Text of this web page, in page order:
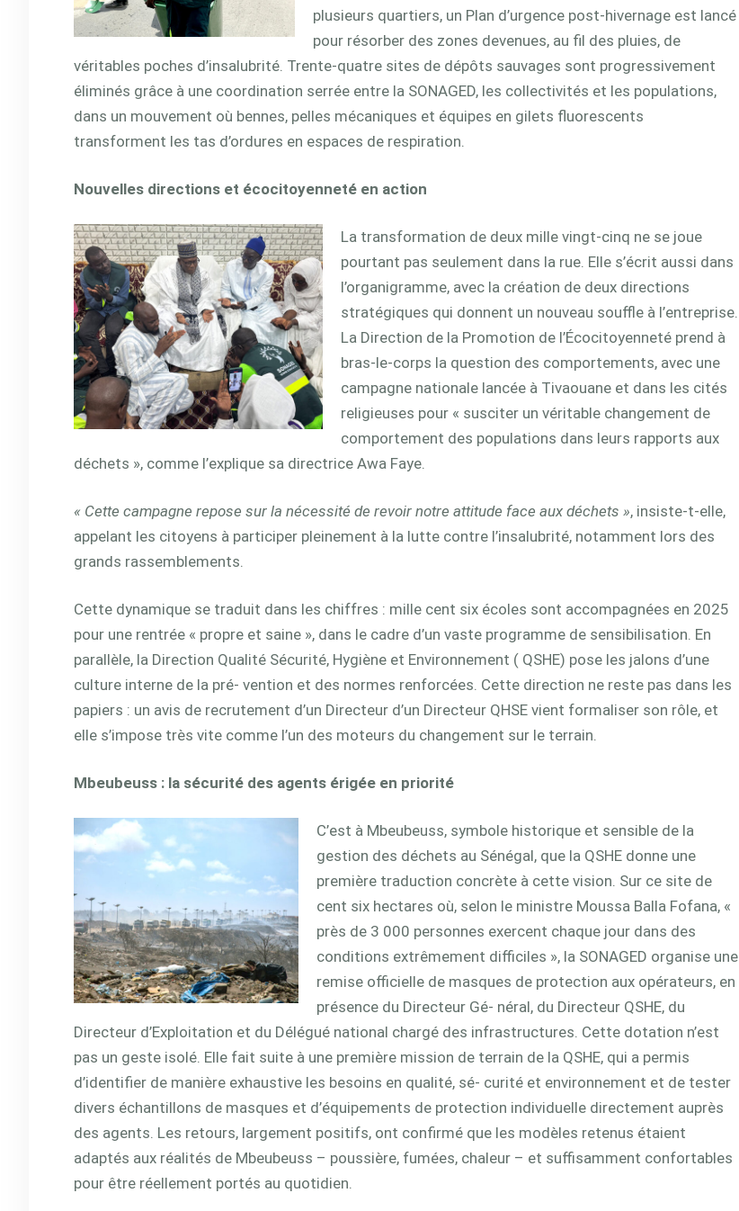
plusieurs quartiers, un Plan d’urgence post-hivernage est lancé
pour résorber des zones devenues, au fil des pluies, de
véritables poches d’insalubrité. Trente-quatre sites de dépôts sauvages sont progressivement
éliminés grâce à une coordination serrée entre la SONAGED, les collectivités et les populations,
dans un mouvement où bennes, pelles mécaniques et équipes en gilets fluorescents
transforment les tas d’ordures en espaces de respiration.
Nouvelles directions et écocitoyenneté en action
La transformation de deux mille vingt-cinq ne se joue
pourtant pas seulement dans la rue. Elle s’écrit aussi dans
l’organigramme, avec la création de deux directions
stratégiques qui donnent un nouveau souffle à l’entreprise.
La Direction de la Promotion de l’Écocitoyenneté prend à
bras-le-corps la question des comportements, avec une
campagne nationale lancée à Tivaouane et dans les cités
religieuses pour « susciter un véritable changement de
comportement des populations dans leurs rapports aux
déchets », comme l’explique sa directrice Awa Faye.
« Cette campagne repose sur la nécessité de revoir notre attitude face aux déchets », insiste-t-elle,
appelant les citoyens à participer pleinement à la lutte contre l’insalubrité, notamment lors des
grands rassemblements.
Cette dynamique se traduit dans les chiffres : mille cent six écoles sont accompagnées en 2025
pour une rentrée « propre et saine », dans le cadre d’un vaste programme de sensibilisation. En
parallèle, la Direction Qualité Sécurité, Hygiène et Environnement ( QSHE) pose les jalons d’une
culture interne de la pré- vention et des normes renforcées. Cette direction ne reste pas dans les
papiers : un avis de recrutement d’un Directeur d’un Directeur QHSE vient formaliser son rôle, et
elle s’impose très vite comme l’un des moteurs du changement sur le terrain.
Mbeubeuss : la sécurité des agents érigée en priorité
C’est à Mbeubeuss, symbole historique et sensible de la
gestion des déchets au Sénégal, que la QSHE donne une
première traduction concrète à cette vision. Sur ce site de
cent six hectares où, selon le ministre Moussa Balla Fofana, «
près de 3 000 personnes exercent chaque jour dans des
conditions extrêmement difficiles », la SONAGED organise une
remise officielle de masques de protection aux opérateurs, en
présence du Directeur Gé- néral, du Directeur QSHE, du
Directeur d’Exploitation et du Délégué national chargé des infrastructures. Cette dotation n’est
pas un geste isolé. Elle fait suite à une première mission de terrain de la QSHE, qui a permis
d’identifier de manière exhaustive les besoins en qualité, sé- curité et environnement et de tester
divers échantillons de masques et d’équipements de protection individuelle directement auprès
des agents. Les retours, largement positifs, ont confirmé que les modèles retenus étaient
adaptés aux réalités de Mbeubeuss – poussière, fumées, chaleur – et suffisamment confortables
pour être réellement portés au quotidien.